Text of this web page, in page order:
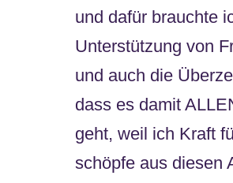
und dafür brauchte
Unterstützung von
und auch die
dass es damit
geht, weil ich Kraft
schöpfe aus diesen